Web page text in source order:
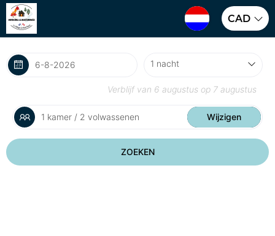
CAD
Verblijf van 6 augustus op 7 augustus
1 kamer / 2 volwassenen Wijzigen